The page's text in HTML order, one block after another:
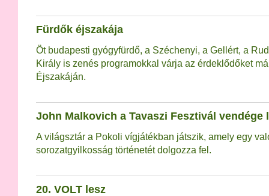
Fürdők éjszakája
Öt budapesti gyógyfürdő, a Széchenyi, a Gellért, a
Király is zenés programokkal várja az érdeklődőket
Éjszakáján.
John Malkovich a Tavaszi Fesztivál vendége
A világsztár a Pokoli vígjátékban játszik, amely egy
sorozatgyilkosság történetét dolgozza fel.
20. VOLT lesz